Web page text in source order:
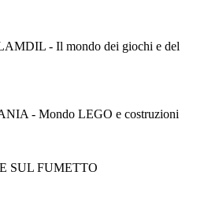
- Il mondo dei giochi e del
- Mondo LEGO e costruzioni
SUL FUMETTO